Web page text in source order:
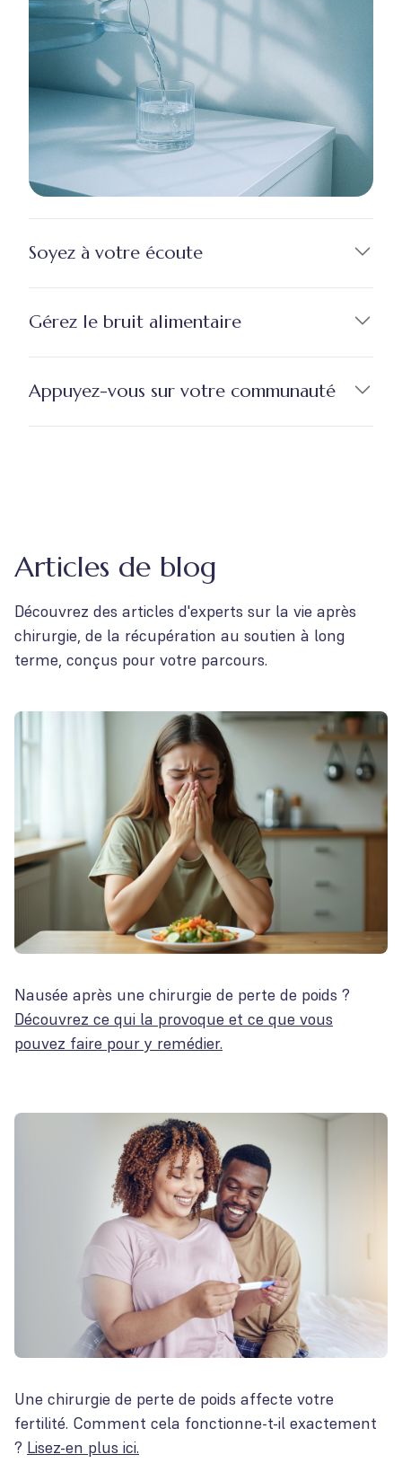
Soyez à votre écoute
Gérez le bruit alimentaire
Appuyez-vous sur votre communauté
Articles de blog
Découvrez des articles d'experts sur la vie après
chirurgie, de la récupération au soutien à long
terme, conçus pour votre parcours.
Nausée après une chirurgie de perte de poids ?
Découvrez ce qui la provoque et ce que vous
pouvez faire pour y remédier.
Une chirurgie de perte de poids affecte votre
fertilité. Comment cela fonctionne-t-il exactement
? Lisez-en plus ici.